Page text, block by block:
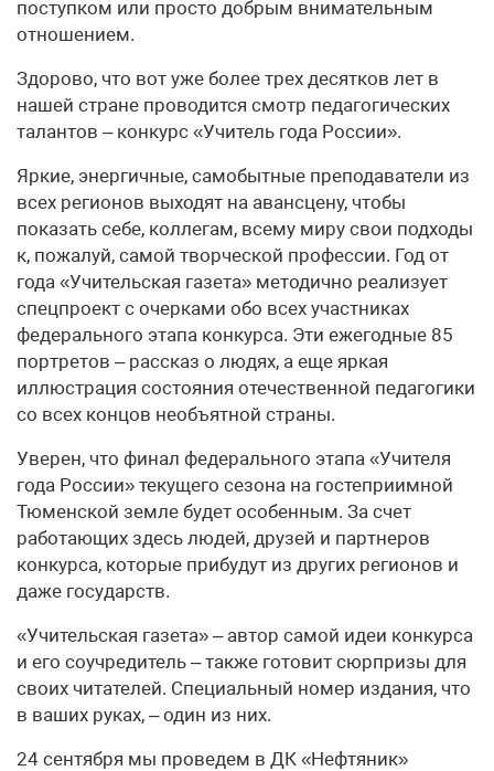
поступком или просто добрым внимательным
отношением.
Здорово, что вот уже более трех десятков лет в
нашей стране проводится смотр педагогических
талантов – конкурс «Учитель года России».
Яркие, энергичные, самобытные преподаватели из
всех регионов выходят на авансцену, чтобы
показать себе, коллегам, всему миру свои подходы
к, пожалуй, самой творческой профессии. Год от
года «Учительская газета» методично реализует
спецпроект с очерками обо всех участниках
федерального этапа конкурса. Эти ежегодные 85
портретов – рассказ о людях, а еще яркая
иллюстрация состояния отечественной педагогики
со всех концов необъятной страны.
Уверен, что финал федерального этапа «Учителя
года России» текущего сезона на гостеприимной
Тюменской земле будет особенным. За счет
работающих здесь людей, друзей и партнеров
конкурса, которые прибудут из других регионов и
даже государств.
«Учительская газета» – автор самой идеи конкурса
и его соучредитель – также готовит сюрпризы для
своих читателей. Специальный номер издания, что
в ваших руках, – один из них.
24 сентября мы проведем в ДК «Нефтяник»